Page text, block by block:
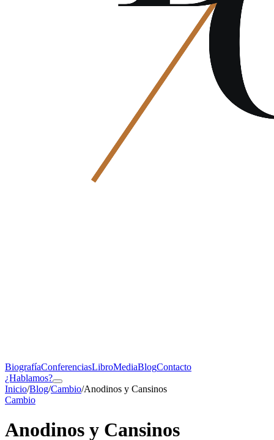
BiografíaConferenciasLibroMediaBlogContacto
¿Hablamos?
Inicio/Blog/Cambio/Anodinos y Cansinos
Cambio
Anodinos y Cansinos